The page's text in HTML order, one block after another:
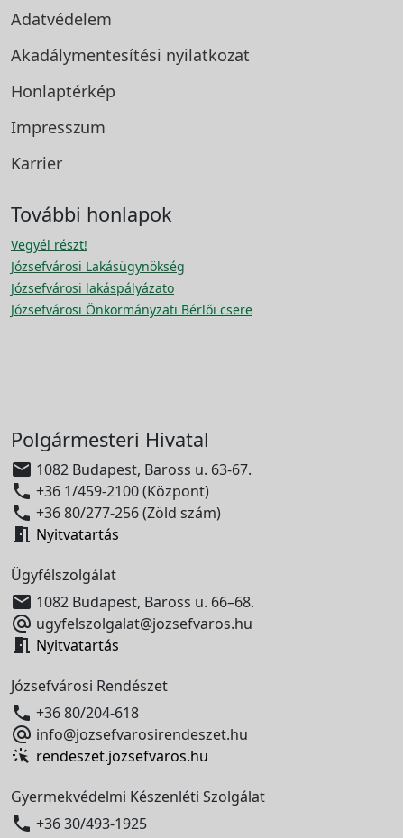
Adatvédelem
Akadálymentesítési nyilatkozat
Honlaptérkép
Impresszum
Karrier
További honlapok
Vegyél részt!
Józsefvárosi Lakásügynökség
Józsefvárosi lakáspályázato
Józsefvárosi Önkormányzati Bérlői csere
Polgármesteri Hivatal
 1082 Budapest, Baross u. 63-67.
 +36 1/459-2100 (Központ)
 +36 80/277-256 (Zöld szám)
 Nyitvatartás
Ügyfélszolgálat
 1082 Budapest, Baross u. 66–68.
 ugyfelszolgalat@jozsefvaros.hu
 Nyitvatartás
Józsefvárosi Rendészet
 +36 80/204-618
 info@jozsefvarosirendeszet.hu
rendeszet.jozsefvaros.hu
Gyermekvédelmi Készenléti Szolgálat
 +36 30/493-1925